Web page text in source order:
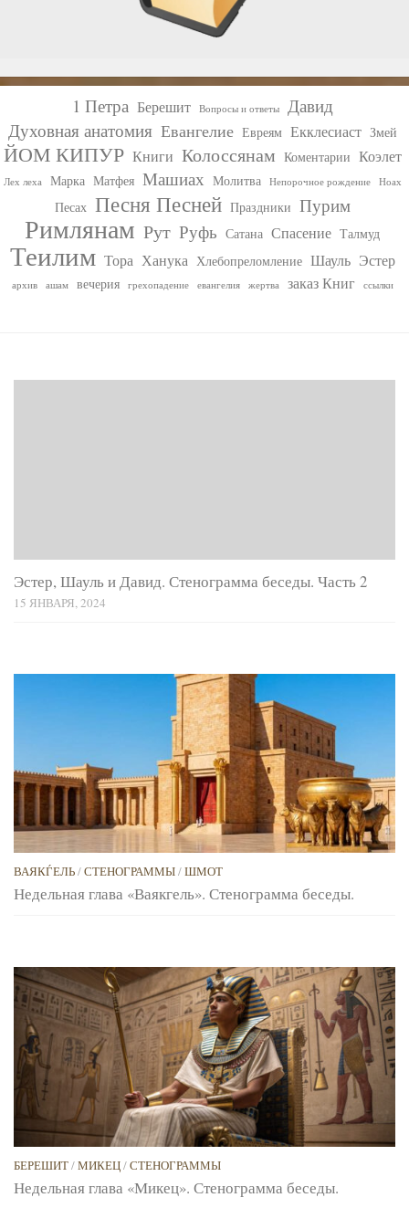
1 Петра Берешит Вопросы и ответы
Давид
Духовная анатомия Евангелие Евреям Екклесиаст Змей
ЙОМ КИПУР Книги Колоссянам Коментарии Коэлет
Лех леха Марка Матфея Машиах Молитва Непорочное рождение Ноах
Песах Песня Песней Праздники Пурим
Римлянам Рут Руфь Сатана Спасение Талмуд
Теилим Тора Ханука Хлебопреломление Шауль Эстер
архив ашам вечерия грехопадение евангелия жертва заказ Книг ссылки
Эстер, Шауль и Давид. Стенограмма беседы. Часть 2
15 ЯНВАРЯ, 2024
ВАЯКЃЕЛЬ/СТЕНОГРАММЫ/ШМОТ
Недельная глава «Ваякгель». Стенограмма беседы.
БЕРЕШИТ/МИКЕЦ/СТЕНОГРАММЫ
Недельная глава «Микец». Стенограмма беседы.